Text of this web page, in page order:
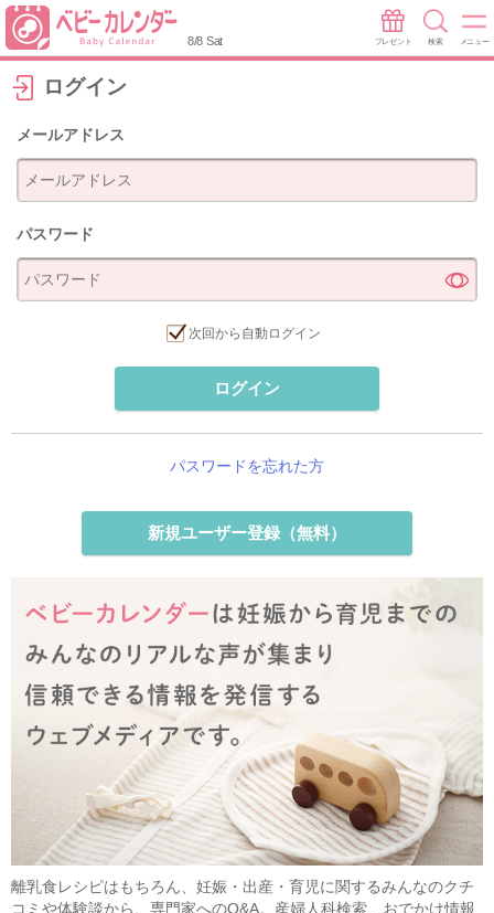
8/8 Sat プレゼント 検索 メニュー
ログイン
メールアドレス
パスワード
次回から自動ログイン
ログイン
パスワードを忘れた方
新規ユーザー登録（無料）
離乳食レシピはもちろん、妊娠・出産・育児に関するみんなのクチ
コミや体験談から、専門家へのQ&A。産婦人科検索、おでかけ情報